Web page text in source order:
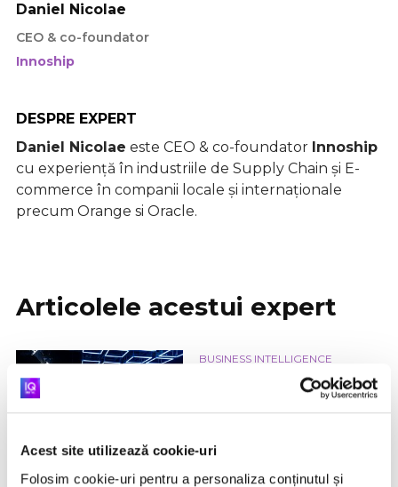
Acest site utilizează cookie-uri
Folosim cookie-uri pentru a personaliza conținutul și
Daniel Nicolae
CEO & co-foundator
Innoship
DESPRE EXPERT
Daniel Nicolae este CEO & co-foundator Innoship
cu experiență în industriile de Supply Chain și E-
commerce în companii locale și internaționale
precum Orange si Oracle.
Articolele acestui expert
BUSINESS INTELLIGENCE
BUSINESS INTELLIGENCE |
Daniel Nicolae, Innoship:
"Liderii din e-commerce
celor din telecom"